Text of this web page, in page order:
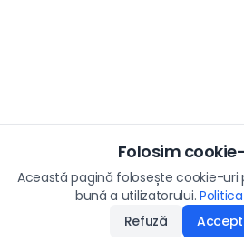
Folosim
Această pagină folosește cookie-
bună a utilizatorului.
Refuză